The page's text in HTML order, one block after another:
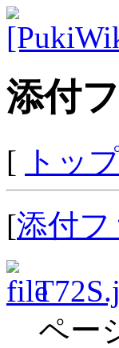
添付
[ トッ
[添付
ペー